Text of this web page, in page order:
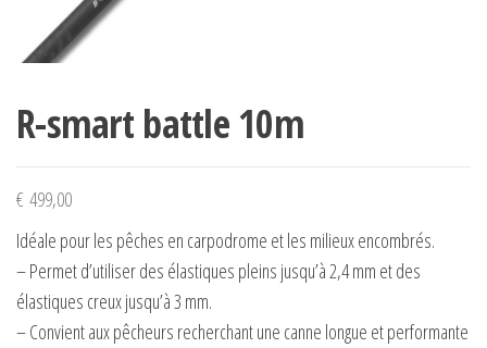
R-smart battle 10m
€ 499,00
Idéale pour les pêches en carpodrome et les milieux encombrés.
– Permet d’utiliser des élastiques pleins jusqu’à 2,4 mm et des
élastiques creux jusqu’à 3 mm.
– Convient aux pêcheurs recherchant une canne longue et performante